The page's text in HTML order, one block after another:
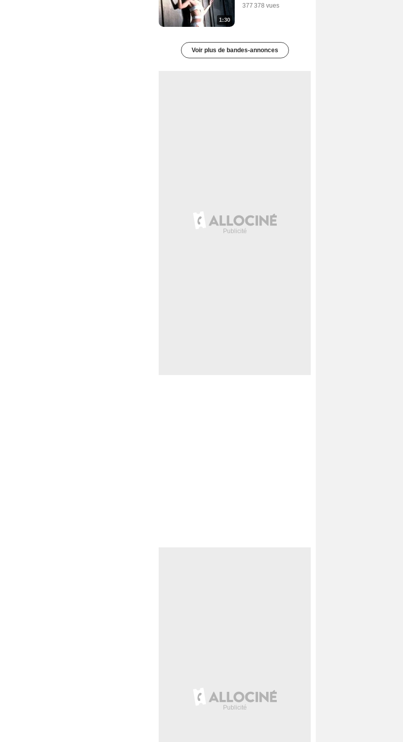
1:30
377 378 vues
Voir plus de bandes-annonces